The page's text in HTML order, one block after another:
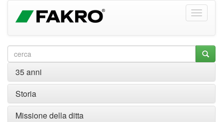
35 anni
Storia
Missione della ditta